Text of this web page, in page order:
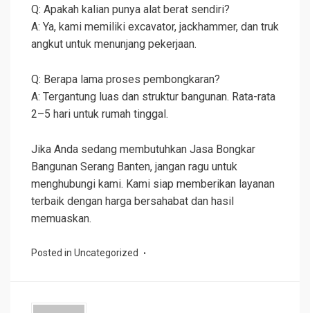
Q: Apakah kalian punya alat berat sendiri?
A: Ya, kami memiliki excavator, jackhammer, dan truk
angkut untuk menunjang pekerjaan.
Q: Berapa lama proses pembongkaran?
A: Tergantung luas dan struktur bangunan. Rata-rata
2–5 hari untuk rumah tinggal.
Jika Anda sedang membutuhkan Jasa Bongkar
Bangunan Serang Banten, jangan ragu untuk
menghubungi kami. Kami siap memberikan layanan
terbaik dengan harga bersahabat dan hasil
memuaskan.
Posted in Uncategorized